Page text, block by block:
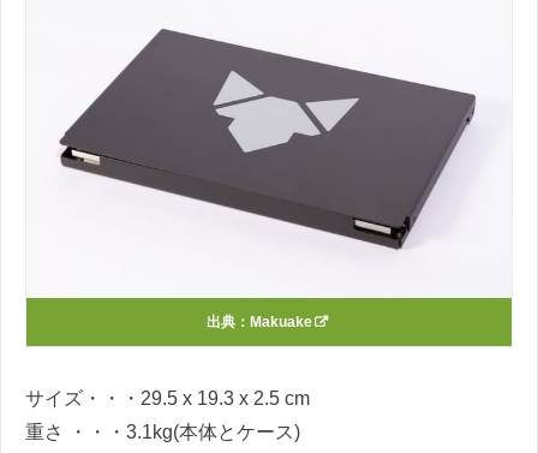
出典： Makuake
サイズ・・・29.5 x 19.3 x 2.5 cm
重さ ・・・3.1kg(本体とケース)